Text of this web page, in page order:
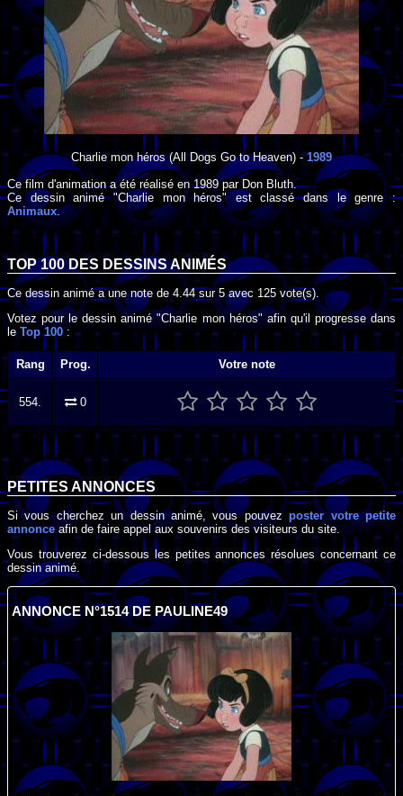
Charlie mon héros(All Dogs Go to Heaven) -1989
Ce film d'animation a été réalisé en1989par Don Bluth.
Ce dessin animé "Charlie mon héros" est classé dans le genre :
Animaux.
TOP 100 DES DESSINS ANIMÉS
Ce dessin animé a une note de4.44sur5avec 125 vote(s).
Votez pour le dessin animé "Charlie mon héros" afin qu'il progresse dans
leTop 100:
Rang Prog. Votre note
554. 0
PETITES ANNONCES
Si vous cherchez un dessin animé, vous pouvezposter votre petite
annonceafin de faire appel aux souvenirs des visiteurs du site.
Vous trouverez ci-dessous les petites annonces résolues concernant ce
dessin animé.
ANNONCE N°1514 DE PAULINE49